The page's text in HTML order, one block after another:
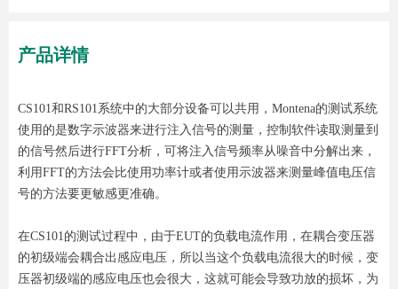
CS101和RS101系统中的大部分设备可以共用，Montena的测试系统
使用的是数字示波器来进行注入信号的测量，控制软件读取测量到
的信号然后进行FFT分析，可将注入信号频率从噪音中分解出来，
利用FFT的方法会比使用功率计或者使用示波器来测量峰值电压信
号的方法要更敏感更准确。
在CS101的测试过程中，由于EUT的负载电流作用，在耦合变压器
的初级端会耦合出感应电压，所以当这个负载电流很大的时候，变
压器初级端的感应电压也会很大，这就可能会导致功放的损坏，为
产品详情